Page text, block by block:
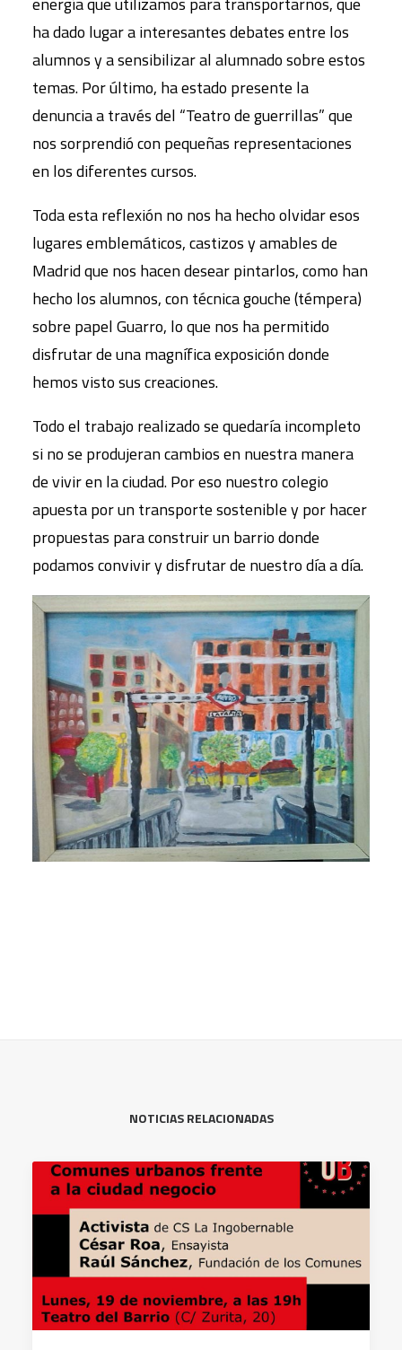
ha dado lugar a interesantes debates entre los
alumnos y a sensibilizar al alumnado sobre estos
temas. Por último, ha estado presente la
denuncia a través del “Teatro de guerrillas” que
nos sorprendió con pequeñas representaciones
en los diferentes cursos.
Toda esta reflexión no nos ha hecho olvidar esos
lugares emblemáticos, castizos y amables de
Madrid que nos hacen desear pintarlos, como han
hecho los alumnos, con técnica gouche (témpera)
sobre papel Guarro, lo que nos ha permitido
disfrutar de una magnífica exposición donde
hemos visto sus creaciones.
Todo el trabajo realizado se quedaría incompleto
si no se produjeran cambios en nuestra manera
de vivir en la ciudad. Por eso nuestro colegio
apuesta por un transporte sostenible y por hacer
propuestas para construir un barrio donde
podamos convivir y disfrutar de nuestro día a día.
NOTICIAS RELACIONADAS